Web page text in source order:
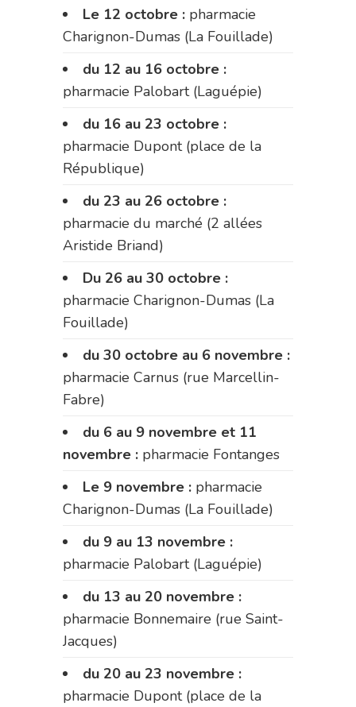
Le 12 octobre : pharmacie
Charignon-Dumas (La Fouillade)
du 12 au 16 octobre :
pharmacie Palobart (Laguépie)
du 16 au 23 octobre :
pharmacie Dupont (place de la
République)
du 23 au 26 octobre :
pharmacie du marché (2 allées
Aristide Briand)
Du 26 au 30 octobre :
pharmacie Charignon-Dumas (La
Fouillade)
du 30 octobre au 6 novembre :
pharmacie Carnus (rue Marcellin-
Fabre)
du 6 au 9 novembre et 11
novembre : pharmacie Fontanges
Le 9 novembre : pharmacie
Charignon-Dumas (La Fouillade)
du 9 au 13 novembre :
pharmacie Palobart (Laguépie)
du 13 au 20 novembre :
pharmacie Bonnemaire (rue Saint-
Jacques)
du 20 au 23 novembre :
pharmacie Dupont (place de la